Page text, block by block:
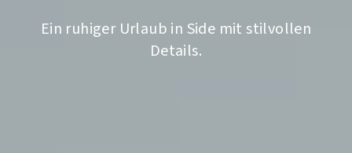
Ein ruhiger Urlaub in Side mit stilvollen
Details.